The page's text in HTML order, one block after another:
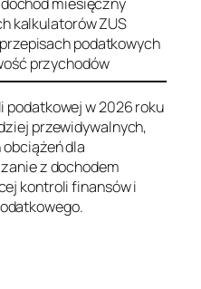
kalkulatorów ZUS
podatkowych
przychodów
podatkowej w 2026 roku
przewidywalnych,
dla
z dochodem
kontroli finansów i